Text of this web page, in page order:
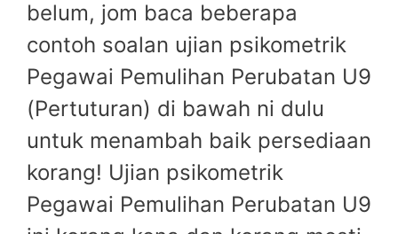
belum, jom baca beberapa
contoh soalan ujian psikometrik
Pegawai Pemulihan Perubatan U9
(Pertuturan) di bawah ni dulu
untuk menambah baik persediaan
korang! Ujian psikometrik
Pegawai Pemulihan Perubatan U9